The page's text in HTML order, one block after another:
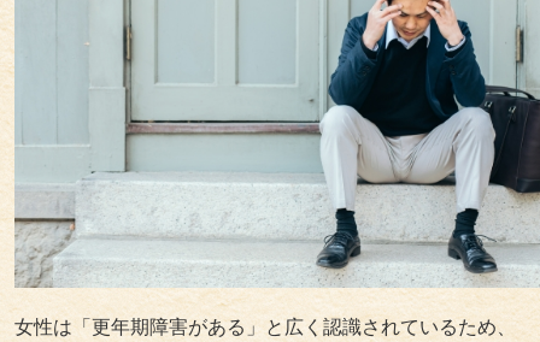
女性は「更年期障害がある」と広く認識されているため、